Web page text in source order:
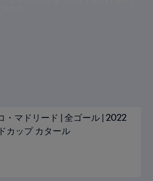
・マドリード | 全ゴール | 2022
カップ カタール